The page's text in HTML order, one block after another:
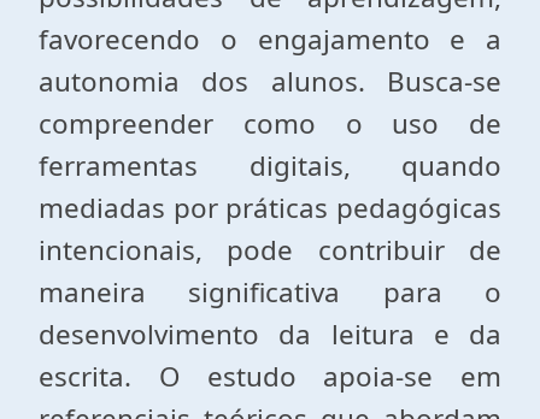
favorecendo o engajamento e a
autonomia dos alunos. Busca-se
compreender como o uso de
ferramentas digitais, quando
mediadas por práticas pedagógicas
intencionais, pode contribuir de
maneira significativa para o
desenvolvimento da leitura e da
escrita. O estudo apoia-se em